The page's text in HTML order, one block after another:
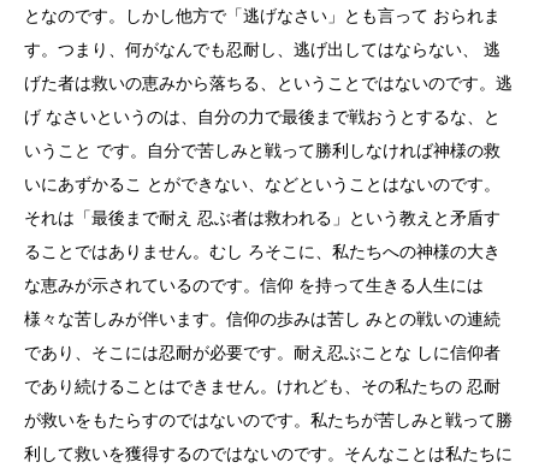
となのです。しかし他方で「逃げなさい」とも言って おられま
す。つまり、何がなんでも忍耐し、逃げ出してはならない、 逃
げた者は救いの恵みから落ちる、ということではないのです。逃
げ なさいというのは、自分の力で最後まで戦おうとするな、と
いうこと です。自分で苦しみと戦って勝利しなければ神様の救
いにあずかるこ とができない、などということはないのです。
それは「最後まで耐え 忍ぶ者は救われる」という教えと矛盾す
ることではありません。むし ろそこに、私たちへの神様の大き
な恵みが示されているのです。信仰 を持って生きる人生には
様々な苦しみが伴います。信仰の歩みは苦し みとの戦いの連続
であり、そこには忍耐が必要です。耐え忍ぶことな しに信仰者
であり続けることはできません。けれども、その私たちの 忍耐
が救いをもたらすのではないのです。私たちが苦しみと戦って勝
利して救いを獲得するのではないのです。そんなことは私たちに